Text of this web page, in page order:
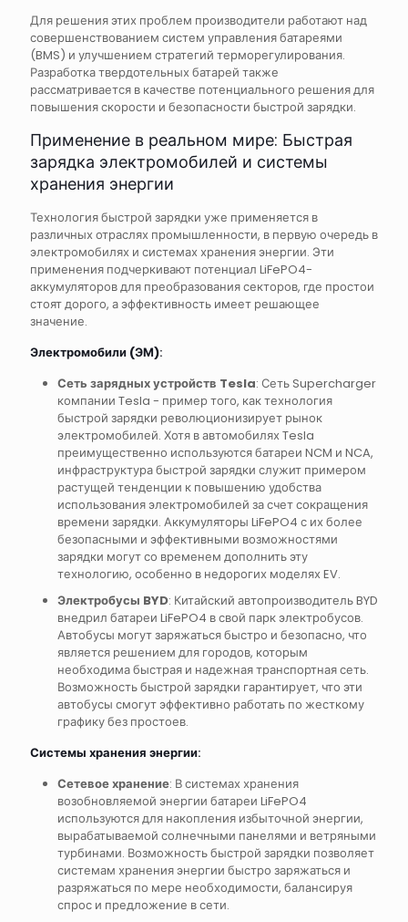
Для решения этих проблем производители работают над
совершенствованием систем управления батареями
(BMS) и улучшением стратегий терморегулирования.
Разработка твердотельных батарей также
рассматривается в качестве потенциального решения для
повышения скорости и безопасности быстрой зарядки.
Применение в реальном мире: Быстрая
зарядка электромобилей и системы
хранения энергии
Технология быстрой зарядки уже применяется в
различных отраслях промышленности, в первую очередь в
электромобилях и системах хранения энергии. Эти
применения подчеркивают потенциал LiFePO4-
аккумуляторов для преобразования секторов, где простои
стоят дорого, а эффективность имеет решающее
значение.
Электромобили (ЭМ):
Сеть зарядных устройств Tesla: Сеть Supercharger
компании Tesla - пример того, как технология
быстрой зарядки революционизирует рынок
электромобилей. Хотя в автомобилях Tesla
преимущественно используются батареи NCM и NCA,
инфраструктура быстрой зарядки служит примером
растущей тенденции к повышению удобства
использования электромобилей за счет сокращения
времени зарядки. Аккумуляторы LiFePO4 с их более
безопасными и эффективными возможностями
зарядки могут со временем дополнить эту
технологию, особенно в недорогих моделях EV.
Электробусы BYD: Китайский автопроизводитель BYD
внедрил батареи LiFePO4 в свой парк электробусов.
Автобусы могут заряжаться быстро и безопасно, что
является решением для городов, которым
необходима быстрая и надежная транспортная сеть.
Возможность быстрой зарядки гарантирует, что эти
автобусы смогут эффективно работать по жесткому
графику без простоев.
Системы хранения энергии:
Сетевое хранение: В системах хранения
возобновляемой энергии батареи LiFePO4
используются для накопления избыточной энергии,
вырабатываемой солнечными панелями и ветряными
турбинами. Возможность быстрой зарядки позволяет
системам хранения энергии быстро заряжаться и
разряжаться по мере необходимости, балансируя
спрос и предложение в сети.